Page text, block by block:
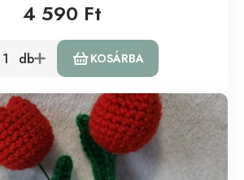
4 590 Ft
db KOSÁRBA